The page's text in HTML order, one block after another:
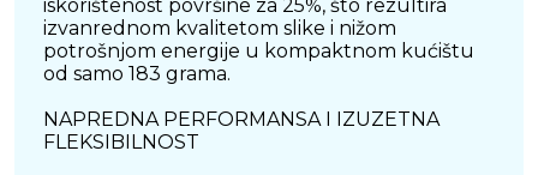
iskorištenost površine za 25%, što rezultira
izvanrednom kvalitetom slike i nižom
potrošnjom energije u kompaktnom kućištu
od samo 183 grama.
NAPREDNA PERFORMANSA I IZUZETNA
FLEKSIBILNOST